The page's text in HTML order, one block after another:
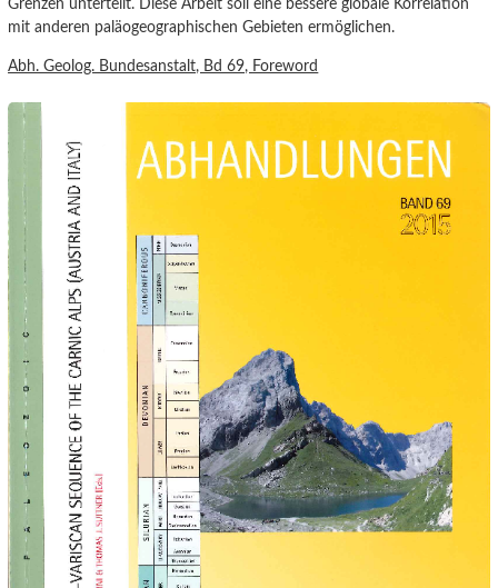
Grenzen unterteilt. Diese Arbeit soll eine bessere globale Korrelation
mit anderen paläogeographischen Gebieten ermöglichen.
Abh. Geolog. Bundesanstalt, Bd 69, Foreword